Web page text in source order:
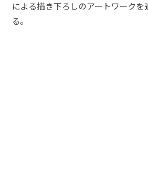
による描き下ろしのアートワーク
る。